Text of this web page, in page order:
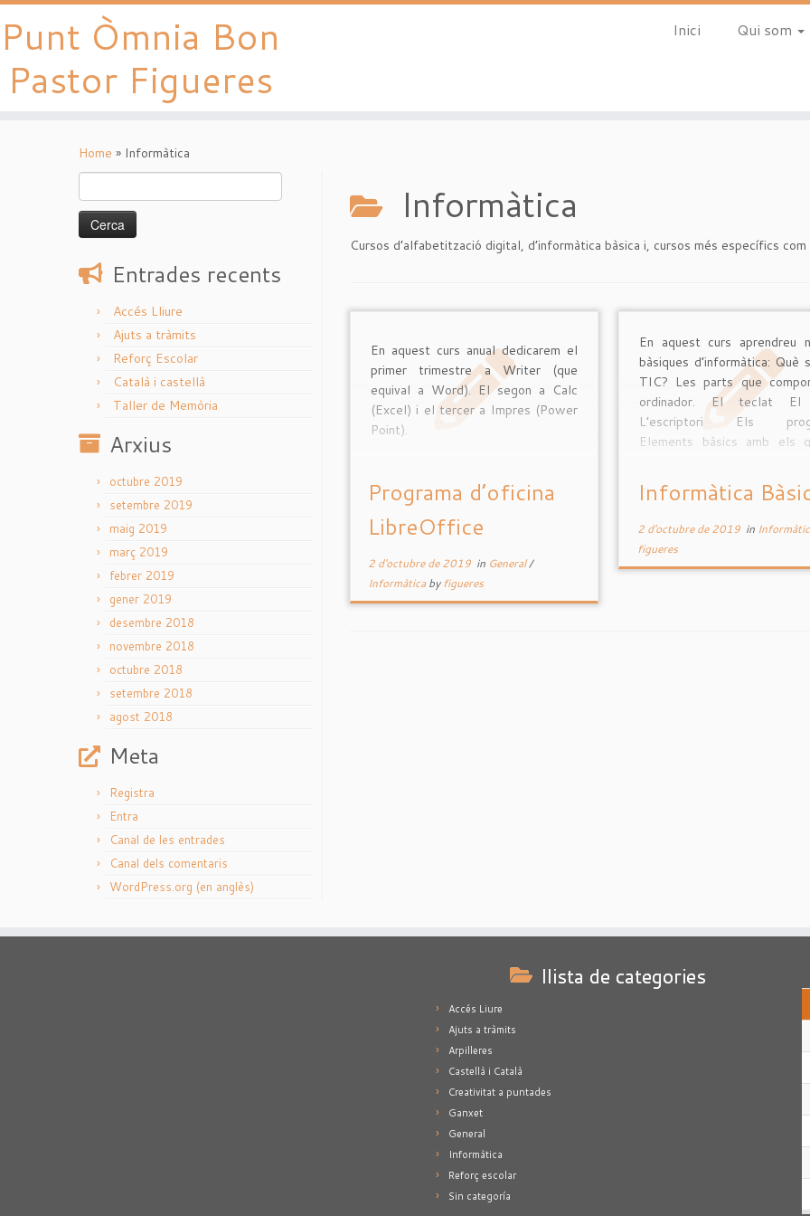
Punt Òmnia Bon
Pastor Figueres
Inici Qui som
Home » Informàtica
Entrades recents
Accés Lliure
Ajuts a tràmits
Reforç Escolar
Català i castellà
Taller de Memòria
Arxius
octubre 2019
setembre 2019
maig 2019
març 2019
febrer 2019
gener 2019
desembre 2018
novembre 2018
octubre 2018
setembre 2018
agost 2018
Meta
Registra
Entra
Canal de les entrades
Canal dels comentaris
WordPress.org (en anglès)
Informàtica
Cursos d’alfabetització digital, d’informàtica bàsica i, cursos més específics
En aquest curs anual dedicarem el
primer trimestre a Writer (que
equival a Word). El segon a Calc
(Excel) i el tercer a Impres (Power
Point).
Programa d’oficina
LibreOffice
2 d'octubre de 2019 in General/
Informàticabyfigueres
En aquest curs aprendreu
bàsiques d’informàtica: Què
TIC? Les parts que
ordinador. El teclat El
L’escriptori Els
Elements bàsics amb els
finestres Programa
Navegació per internet I
realitzarem diversos
utilitzant totes les eines […]
Informàtica
2 d'octubre de 2019in
figueres
llista de categories
Accés Liure
Ajuts a tràmits
Arpilleres
Castellà i Català
Creativitat a puntades
Ganxet
General
Informàtica
Reforç escolar
Sin categoría